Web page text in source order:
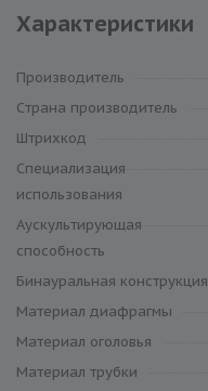
Характеристики
Производитель
Cтрана производитель
Штрихкод
Специализация
использования
Аускультирующая
способность
Бинауральная конструкция
Материал диафрагмы
Материал оголовья
Материал трубки